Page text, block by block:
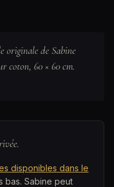
originale de Sabine
coton, 60 × 60 cm.
disponibles dans le
bas. Sabine peut